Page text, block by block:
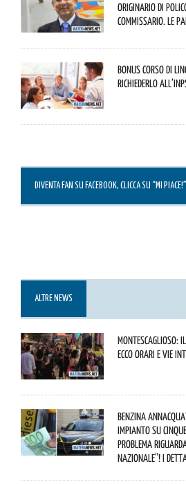
originario di
commissario. Le
Bonus corso di
richiederlo
DIVENTA FAN SU FACEBOOK, CLICCA SU “MI PIACE!”
ALTRE NEWS
Montescaglioso:
Ecco orari e vie
Benzina
impianto su
problema
Nazionale”! I